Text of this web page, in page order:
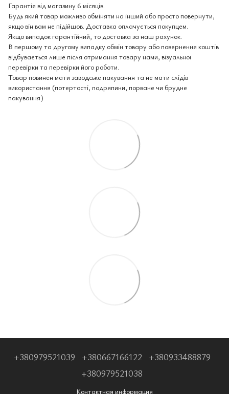
Гарантія від магазину 6 місяців.
Будь який товар можливо обміняти на інший або просто повернути,
якщо він вам не підійшов. Доставка оплачується покупцем.
Якщо випадок гарантійний, то доставка за наш рахунок.
В першому та другому випадку обмін товару або повернення коштів
відбувається лише після отримання товару нами, візуальної
перевірки та перевірки його роботи.
Товар повинен мати заводське пакування та не мати слідів
використання (потертості, подряпини, порване чи брудне
пакування)
+380979521039 +380667166122
+380933488879
+380979521038
Контактная информация